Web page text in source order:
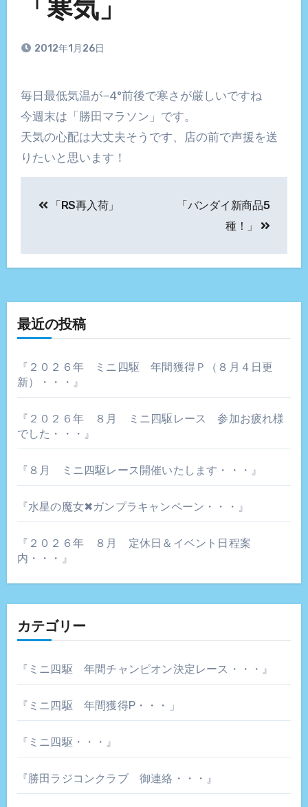
「寒気」
2012年1月26日
毎日最低気温が−4°前後で寒さが厳しいですね
今週末は「勝田マラソン」です。
天気の心配は大丈夫そうです、店の前で声援を送
りたいと思います！
ビ
ゲ
ー
シ
ョ
ン
「RS再入荷」
「バンダイ新商品5
種！」
最近の投稿
『２０２６年 ミニ四駆 年間獲得Ｐ（８月４日更
新）・・・』
『２０２６年 ８月 ミニ四駆レース 参加お疲れ様
でした・・・』
『８月 ミニ四駆レース開催いたします・・・』
『水星の魔女✖ガンプラキャンペーン・・・』
『２０２６年 ８月 定休日＆イベント日程案
内・・・』
カテゴリー
『ミニ四駆 年間チャンピオン決定レース・・・』
『ミニ四駆 年間獲得P・・・」
『ミニ四駆・・・』
『勝田ラジコンクラブ 御連絡・・・』